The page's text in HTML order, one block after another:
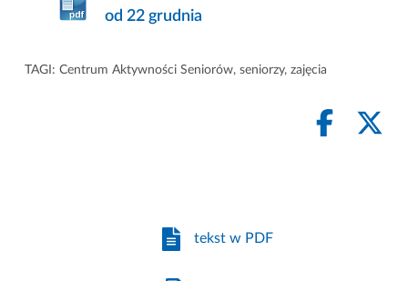
od 22 grudnia
TAGI: Centrum Aktywności Seniorów, seniorzy, zajęcia
tekst w PDF